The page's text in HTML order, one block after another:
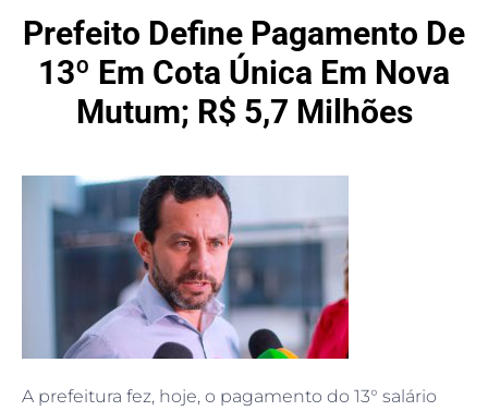
Prefeito Define Pagamento De
13º Em Cota Única Em Nova
Mutum; R$ 5,7 Milhões
A prefeitura fez, hoje, o pagamento do 13° salário